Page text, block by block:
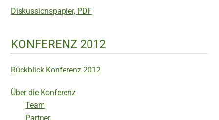
Diskussionspapier, PDF
KONFERENZ 2012
Rückblick Konferenz 2012
Über die Konferenz
Team
Partner